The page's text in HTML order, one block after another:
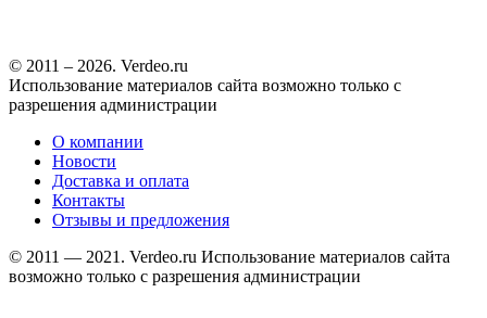
© 2011 – 2026. Verdeo.ru
Использование материалов сайта возможно только с
разрешения администрации
О компании
Новости
Доставка и оплата
Контакты
Отзывы и предложения
© 2011 — 2021. Verdeo.ru Использование материалов сайта
возможно только с разрешения администрации